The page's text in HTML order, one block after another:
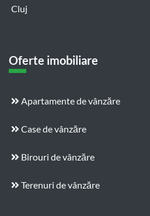
Cluj
Oferte imobiliare
Apartamente de vânzăre
Case de vânzăre
Birouri de vânzăre
Terenuri de vânzăre